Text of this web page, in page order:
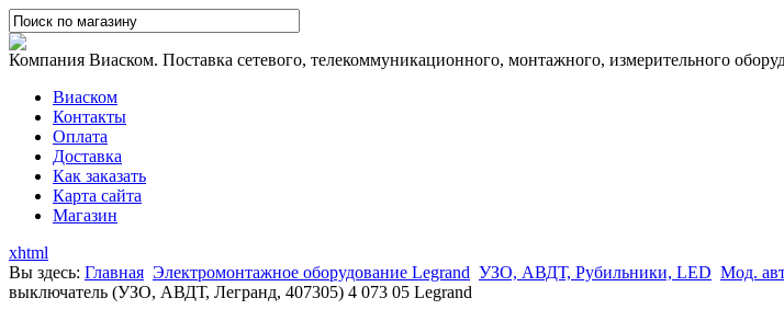
Компания Виаском. Поставка сетевого, телекоммуникационного, монтажного, измерительного
Виаском
Контакты
Оплата
Доставка
Как заказать
Карта сайта
Магазин
xhtml
Вы здесь: Главная Электромонтажное оборудование Legrand УЗО, АВДТ, Рубильники, LED Мод.
выключатель (УЗО, АВДТ, Легранд, 407305) 4 073 05 Legrand